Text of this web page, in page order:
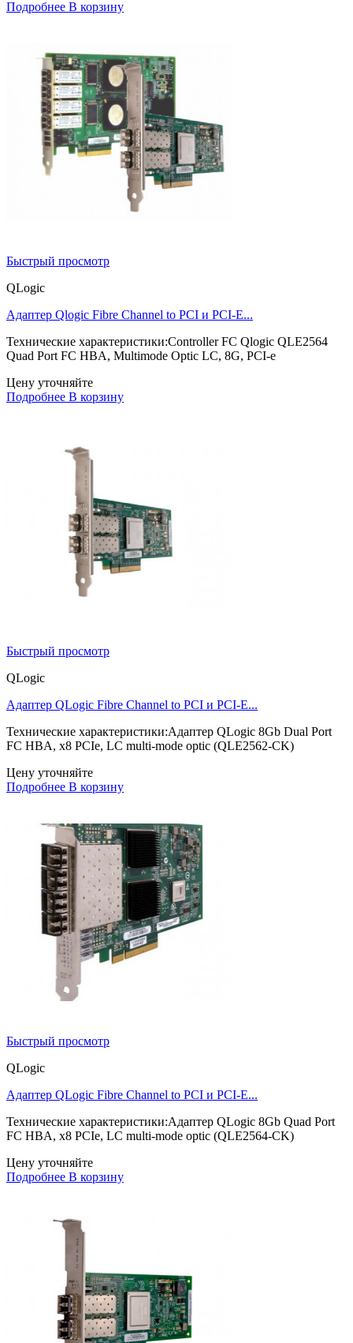
Подробнее В корзину
Быстрый просмотр
QLogic
Адаптер Qlogic Fibre Channel to PCI и PCI-E...
Технические характеристики:Controller FC Qlogic QLE2564
Quad Port FC HBA, Multimode Optic LC, 8G, PCI-e
Цену уточняйте
Подробнее В корзину
Быстрый просмотр
QLogic
Адаптер QLogic Fibre Channel to PCI и PCI-E...
Технические характеристики:Адаптер QLogic 8Gb Dual Port
FC HBA, x8 PCIe, LC multi-mode optic (QLE2562-CK)
Цену уточняйте
Подробнее В корзину
Быстрый просмотр
QLogic
Адаптер QLogic Fibre Channel to PCI и PCI-E...
Технические характеристики:Адаптер QLogic 8Gb Quad Port
FC HBA, x8 PCIe, LC multi-mode optic (QLE2564-CK)
Цену уточняйте
Подробнее В корзину